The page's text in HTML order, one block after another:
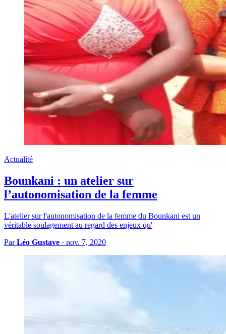
Actualité
Bounkani : un atelier sur
l’autonomisation de la femme
L'atelier sur l'autonomisation de la femme du Bounkani est un
véritable soulagement au regard des enjeux qu'
ParLéo Gustave · nov. 7, 2020